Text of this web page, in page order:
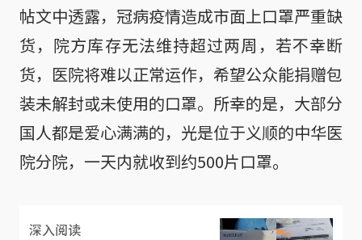
帖文中透露，冠病疫情造成市面上口罩严重缺
货，院方库存无法维持超过两周，若不幸断
货，医院将难以正常运作，希望公众能捐赠包
装未解封或未使用的口罩。所幸的是，大部分
国人都是爱心满满的，光是位于义顺的中华医
院分院，一天内就收到约500片口罩。
深入阅读